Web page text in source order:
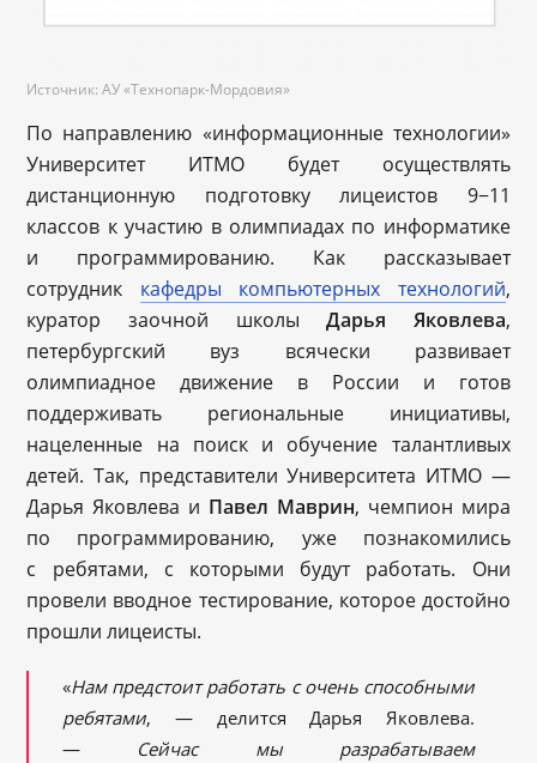
Источник: АУ «Технопарк-Мордовия»
По направлению «информационные технологии»
Университет ИТМО будет осуществлять
дистанционную подготовку лицеистов 9−11
классов к участию в олимпиадах по информатике
и программированию. Как рассказывает
сотрудник кафедры компьютерных технологий,
куратор заочной школыДарья Яковлева,
петербургский вуз всячески развивает
олимпиадное движение в России и готов
поддерживать региональные инициативы,
нацеленные на поиск и обучение талантливых
детей. Так, представители Университета ИТМО —
Дарья Яковлева и Павел Маврин, чемпион мира
по программированию, уже познакомились
с ребятами, с которыми будут работать. Они
провели вводное тестирование, которое достойно
прошли лицеисты.
«Нам предстоит работать с очень способными
ребятами, — делится Дарья Яковлева.
— Сейчас мы разрабатываем